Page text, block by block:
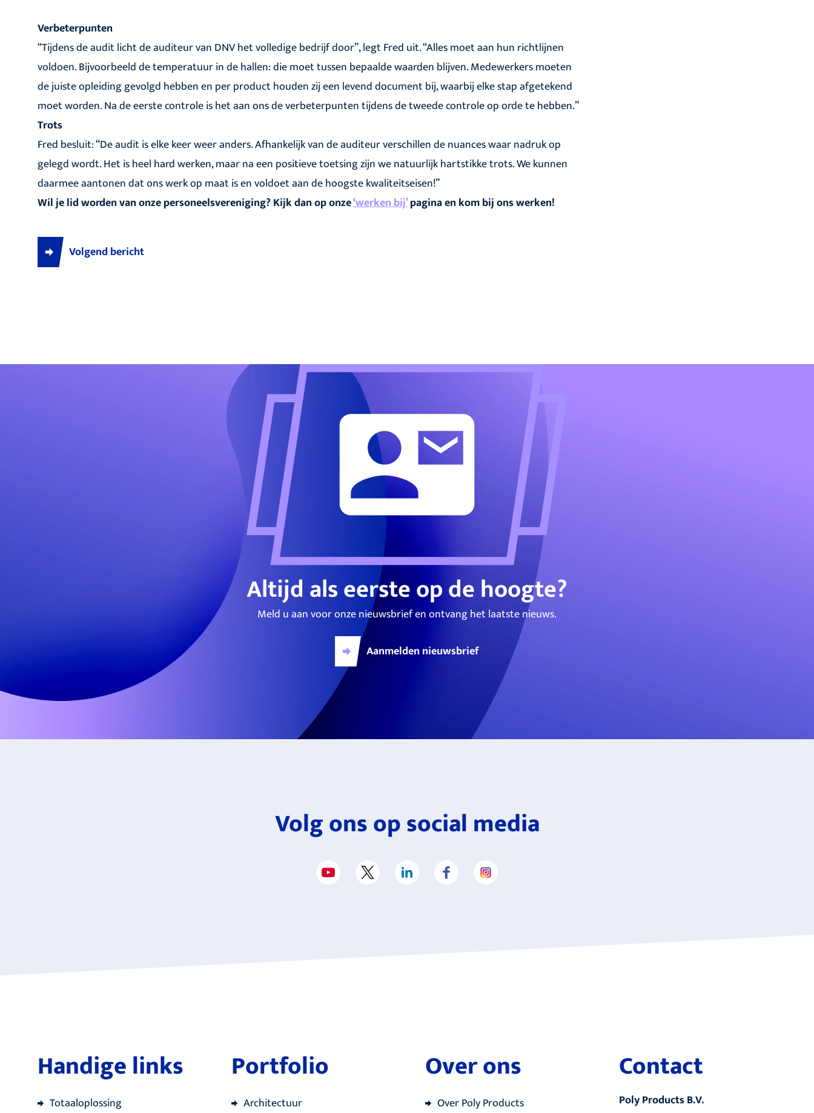
Verbeterpunten
“Tijdens de audit licht de auditeur van DNV het volledige bedrijf door”, legt Fred uit. “Alles moet aan hun richtlijnen
voldoen. Bijvoorbeeld de temperatuur in de hallen: die moet tussen bepaalde waarden blijven. Medewerkers moeten
de juiste opleiding gevolgd hebben en per product houden zij een levend document bij, waarbij elke stap afgetekend
moet worden. Na de eerste controle is het aan ons de verbeterpunten tijdens de tweede controle op orde te hebben.”
Trots
Fred besluit: “De audit is elke keer weer anders. Afhankelijk van de auditeur verschillen de nuances waar nadruk op
gelegd wordt. Het is heel hard werken, maar na een positieve toetsing zijn we natuurlijk hartstikke trots. We kunnen
daarmee aantonen dat ons werk op maat is en voldoet aan de hoogste kwaliteitseisen!”
Wil je lid worden van onze personeelsvereniging? Kijk dan op onze‘werken bij’pagina en kom bij ons werken!
Volgend bericht
Altijd als eerste op de hoogte?
Meld u aan voor onze nieuwsbrief en ontvang het laatste nieuws.
Aanmelden nieuwsbrief
Volg ons op social media
Handige links
Totaaloplossing
Portfolio
Architectuur
Over ons
Over Poly Products
Contact
Poly Products B.V.